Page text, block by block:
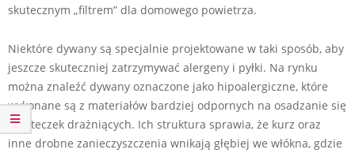
skutecznym „filtrem” dla domowego powietrza.
Niektóre dywany są specjalnie projektowane w taki sposób, aby
jeszcze skuteczniej zatrzymywać alergeny i pyłki. Na rynku
można znaleźć dywany oznaczone jako hipoalergiczne, które
wykonane są z materiałów bardziej odpornych na osadzanie się
cząsteczek drażniących. Ich struktura sprawia, że kurz oraz
inne drobne zanieczyszczenia wnikają głębiej we włókna, gdzie